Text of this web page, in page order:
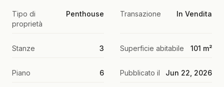
Tipo di
proprietà
Penthouse Transazione In Vendita
Stanze 3 Superficie abitabile 101 m²
Piano 6 Pubblicato il Jun 22, 2026